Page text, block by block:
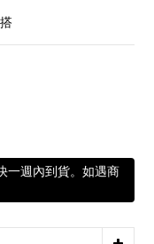
一週內到貨。如遇商